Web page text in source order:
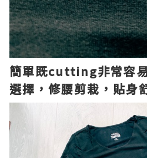
簡單既cutting非常容
選擇，修腰剪栽，貼身